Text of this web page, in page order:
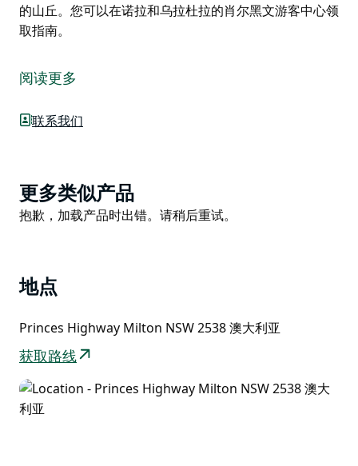
的山丘。您可以在诺拉和乌拉杜拉的肖尔黑文游客中心领
取指南。
夫·沃特曼手中买下了 80 英亩的默特尔农场，并将其细分
为 62 块土地。同年，第一任邮政局长乔治·奈特将这个新
城镇命名为米尔顿。在此之前，它被简单地称为“定居
点”。
哥特式风格。您可以自行步行探索小镇，了解其历史以及
事物如何与其美妙的建筑风格保持一致。
心领取指南。
阅读更多
联系我们
Product
List
更多类似产品
Product
抱歉，加载产品时出错。请稍后重试。
地点
Princes Highway Milton NSW 2538 澳大利亚
获取路线